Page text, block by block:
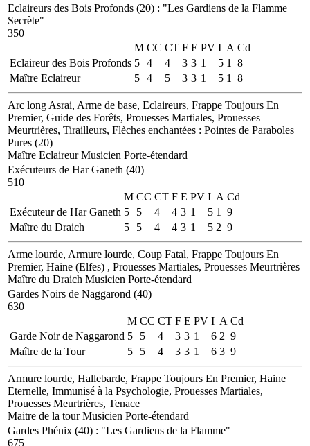
Eclaireurs des Bois Profonds (20) : "Les Gardiens de la Flamme
Secrète"
350
M CC CT F E PV I A Cd
Eclaireur des Bois Profonds 5 4 4 3 3 1 5 1
8
Maître Eclaireur
5 4 5 3 3 1 5 1 8
Arc long Asrai, Arme de base, Eclaireurs, Frappe Toujours En
Premier, Guide des Forêts, Prouesses Martiales, Prouesses
Meurtrières, Tirailleurs, Flèches enchantées : Pointes de Paraboles
Pures (20)
Maître Eclaireur Musicien Porte-étendard
Exécuteurs de Har Ganeth (40)
510
M CC CT F E PV I A Cd
Exécuteur de Har Ganeth 5 5 4 4 3 1 5 1
9
Maître du Draich
5 5 4 4 3 1 5 2 9
Arme lourde, Armure lourde, Coup Fatal, Frappe Toujours En
Premier, Haine (Elfes) , Prouesses Martiales, Prouesses Meurtrières
Maître du Draich Musicien Porte-étendard
Gardes Noirs de Naggarond (40)
630
M CC CT F E PV I A Cd
Garde Noir de Naggarond 5 5 4 3 3 1 6 2 9
Maître de la Tour
5 5 4 3 3 1 6 3 9
Armure lourde, Hallebarde, Frappe Toujours En Premier, Haine
Eternelle, Immunisé à la Psychologie, Prouesses Martiales,
Prouesses Meurtrières, Tenace
Maitre de la tour Musicien Porte-étendard
Gardes Phénix (40) : "Les Gardiens de la Flamme"
675